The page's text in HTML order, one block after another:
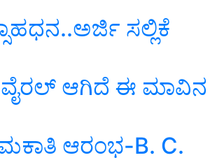
ಸಲ್ಲಿಕೆ
ಆಗಿದೆ ಈ ಮಾವಿನ
ಆರಂಭ-B. C.